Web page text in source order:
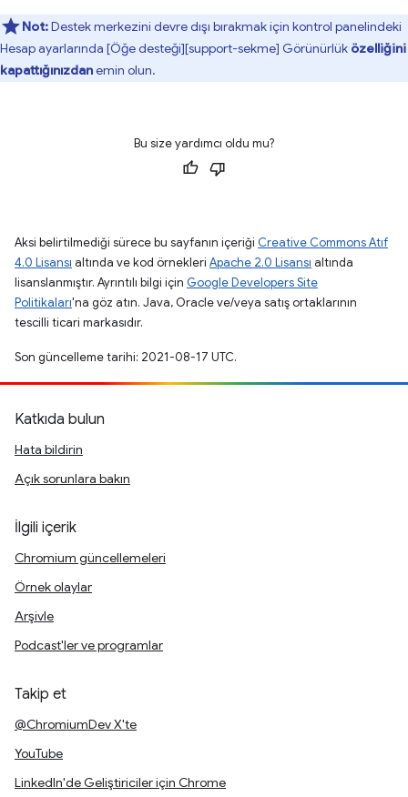
Not:Destek merkezini devre dışı bırakmak için kontrol panelindeki
Hesap ayarlarında [Öğe desteği][support-sekme] Görünürlük özelliğini
kapattığınızdanemin olun.
Bu size yardımcı oldu mu?
Aksi belirtilmediği sürece bu sayfanın içeriği Creative Commons Atıf
4.0 Lisansı altında ve kod örnekleri Apache 2.0 Lisansı altında
lisanslanmıştır. Ayrıntılı bilgi için Google Developers Site
Politikaları'na göz atın. Java, Oracle ve/veya satış ortaklarının
tescilli ticari markasıdır.
Son güncelleme tarihi: 2021-08-17 UTC.
Katkıda bulun
Hata bildirin
Açık sorunlara bakın
İlgili içerik
Chromium güncellemeleri
Örnek olaylar
Arşivle
Podcast'ler ve programlar
Takip et
@ChromiumDev X'te
YouTube
LinkedIn'de Geliştiriciler için Chrome